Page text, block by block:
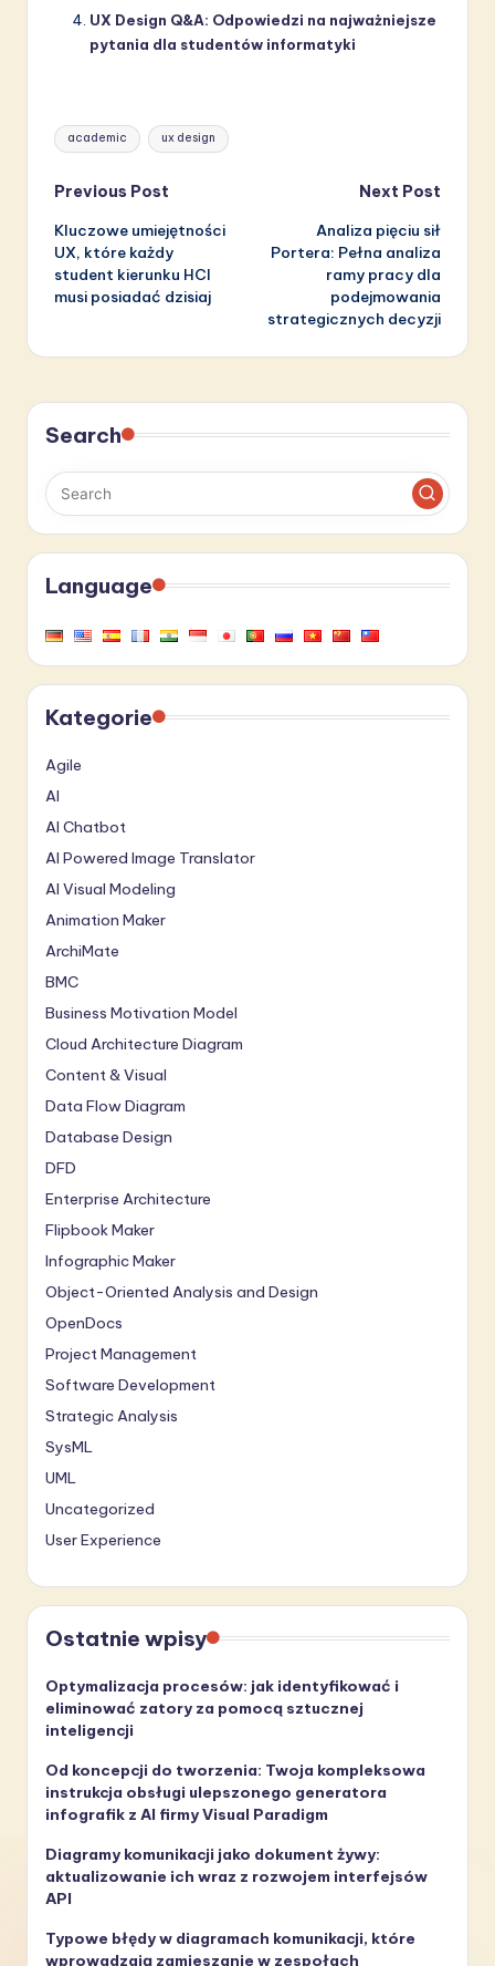
UX Design Q&A: Odpowiedzi na najważniejsze
pytania dla studentów informatyki
Tags:
academic ux design
Post
navigation
Previous Post
Kluczowe umiejętności
UX, które każdy
student kierunku HCI
musi posiadać dzisiaj
Next Post
Analiza pięciu sił
Portera: Pełna analiza
ramy pracy dla
podejmowania
strategicznych decyzji
Search
Language
Kategorie
Agile
AI
AI Chatbot
AI Powered Image Translator
AI Visual Modeling
Animation Maker
ArchiMate
BMC
Business Motivation Model
Cloud Architecture Diagram
Content & Visual
Data Flow Diagram
Database Design
DFD
Enterprise Architecture
Flipbook Maker
Infographic Maker
Object-Oriented Analysis and Design
OpenDocs
Project Management
Software Development
Strategic Analysis
SysML
UML
Uncategorized
User Experience
Ostatnie wpisy
Optymalizacja procesów: jak identyfikować i
eliminować zatory za pomocą sztucznej
inteligencji
Od koncepcji do tworzenia: Twoja kompleksowa
instrukcja obsługi ulepszonego generatora
infografik z AI firmy Visual Paradigm
Diagramy komunikacji jako dokument żywy:
aktualizowanie ich wraz z rozwojem interfejsów
API
Typowe błędy w diagramach komunikacji, które
wprowadzają zamieszanie w zespołach